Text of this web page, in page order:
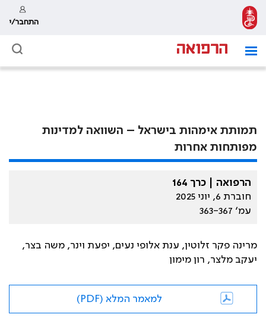
התחבר/י
תמותת אימהות בישראל – השוואה למדינות
מפותחות אחרות
הרפואה | כרך 164
חוברת 6, יוני 2025
עמ׳ 363-367
מרינה פקר זלוטין, ענת אלופי נעים, יפעת וינר, משה בצר,
יעקב מלצר, רון מימון
למאמר המלא (PDF)